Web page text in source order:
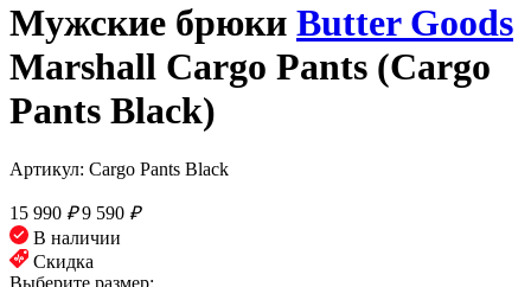
Мужские брюки Butter Goods
Marshall Cargo Pants (Cargo
Pants Black)
Артикул: Cargo Pants Black
15 990 ₽ 9 590 ₽
В наличии
Скидка
Выберите размер: